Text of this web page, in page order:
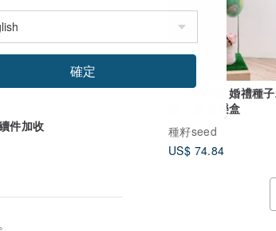
平淡卻幸福 婚禮種子精
靈 木質音樂盒
種籽seed
US$ 74.84
件加收
確定